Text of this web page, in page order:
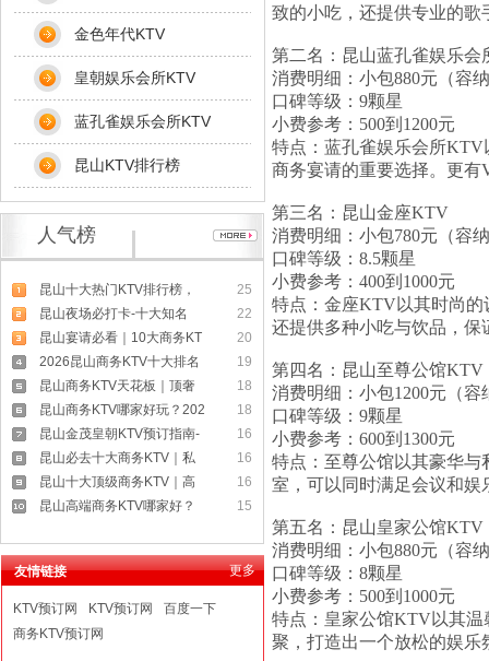
致的小吃，还提供专业的
第二名：昆山蓝孔雀娱乐会
消费明细：小包880元（容
口碑等级：9颗星
小费参考：500到1200元
特点：蓝孔雀娱乐会所
商务宴请的重要选择。更
第三名：昆山金座KTV
消费明细：小包780元（容
口碑等级：8.5颗星
小费参考：400到1000元
特点：金座KTV以其时尚
还提供多种小吃与饮品，
第四名：昆山至尊公馆KTV
消费明细：小包1200元（容
口碑等级：9颗星
小费参考：600到1300元
特点：至尊公馆以其豪华
室，可以同时满足会议和娱
第五名：昆山皇家公馆KTV
消费明细：小包880元（容
口碑等级：8颗星
小费参考：500到1000元
特点：皇家公馆KTV以其
聚，打造出一个放松的娱乐
金色年代KTV
皇朝娱乐会所KTV
蓝孔雀娱乐会所KTV
昆山KTV排行榜
人气榜
25
昆山十大热门KTV排行榜，
22
昆山夜场必打卡-十大知名
20
昆山宴请必看｜10大商务KT
19
2026昆山商务KTV十大排名
18
昆山商务KTV天花板｜顶奢
18
昆山商务KTV哪家好玩？202
16
昆山金茂皇朝KTV预订指南-
16
昆山必去十大商务KTV｜私
16
昆山十大顶级商务KTV｜高
15
昆山高端商务KTV哪家好？
友情链接 更多
KTV预订网 KTV预订网
百度一下
商务KTV预订网